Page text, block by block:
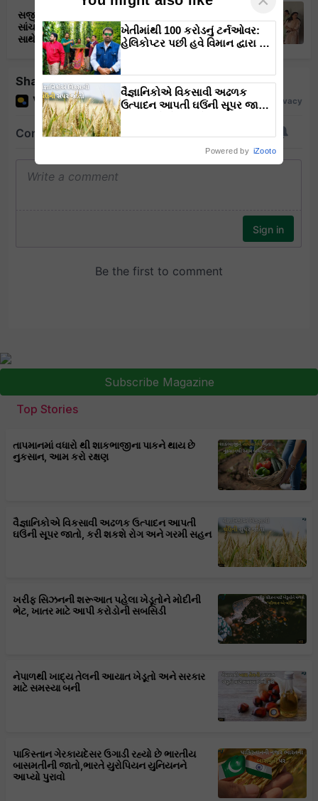
સજીવન લાઇફ પ્રા. લી. દ્વારા રાજસ્થાન ના
સાંચોર જીલ્લામાં માં નવા પ્રોજેક્ટ ના શુભારંભ
સાથે પ્રોજેક્ટ ઓફિસનું ઉદ્ઘાટન.
Share your comments
Subscribe Magazine
Top Stories
તાપમાનમાં વધારો થી શાકભાજીના પાકને થાય છે
નુકસાન, આમ કરો રક્ષણ
વૈજ્ઞાનિકોએ વિકસાવી અઢળક ઉત્પાદન આપતી
ઘઉંની સૂપર જાતો, કરી શકશે રોગ અને ગરમી સહન
ખરીફ સિઝનની શરૂઆત પહેલા ખેડૂતોને મોદીની
ભેટ, ખાતર માટે આપી કરોડોની સબસિડી
નેપાળથી ખાદ્ય તેલની આયાત ખેડૂતો અને સરકાર
માટે સમસ્યા બની
પાકિસ્તાન ગેરકાયદેસર ઉગાડી રહ્યો છે ભારતીય
બાસમતીની જાતો,ભારતે યુરોપિયન યુનિયનને
આપ્યો પુરાવો
ખેતીમાંથી 100 કરોડનું ટર્નઓવર:
હેલિકોપ્ટર પછી હવે વિમાન દ્વારા કૃષિ
વૈજ્ઞાનિકોએ વિકસાવી અઢળક
ઉત્પાદન આપતી ઘઉંની સૂપર જાતો,
Powered by iZooto